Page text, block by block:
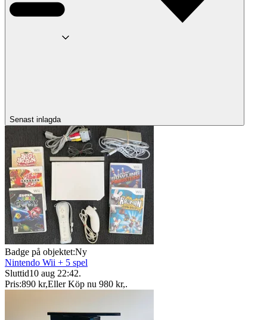
Senast inlagda
Badge på objektet:Ny
Nintendo Wii + 5 spel
Sluttid10 aug 22:42.
Pris:890 kr,Eller Köp nu 980 kr,.